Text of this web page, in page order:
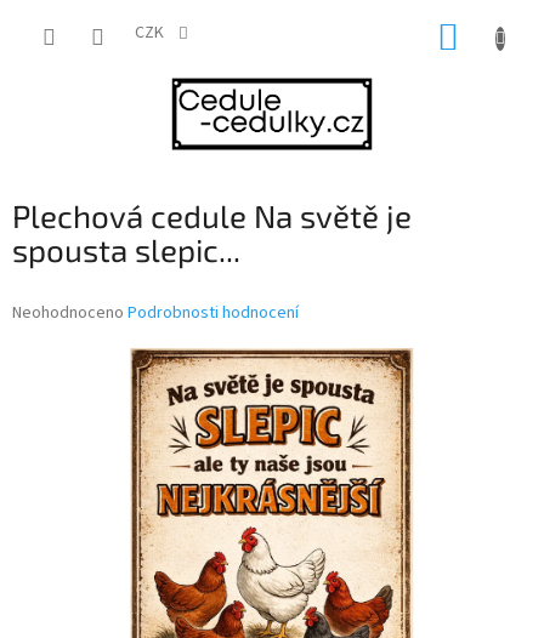
CZK
Plechová cedule Na světě je
spousta slepic...
Průměrné
Neohodnoceno Podrobnosti hodnocení